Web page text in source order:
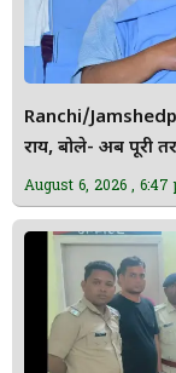
Ranchi/
राय, बोले- अब पूरी
August 6, 2026 6:47